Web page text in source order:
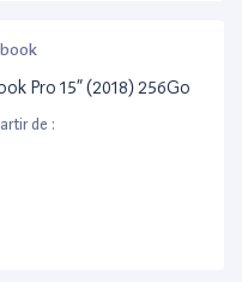
Pro 15” (2018) 256Go
de :